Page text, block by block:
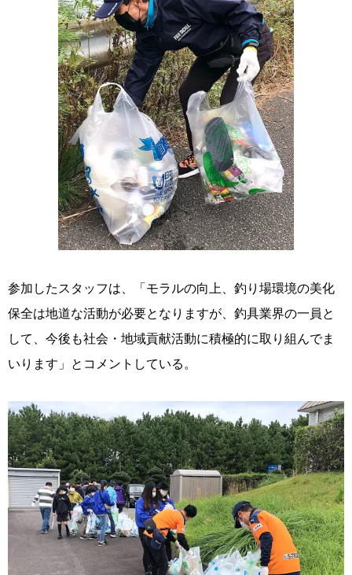
参加したスタッフは、「モラルの向上、釣り場環境の美化
保全は地道な活動が必要となりますが、釣具業界の一員と
して、今後も社会・地域貢献活動に積極的に取り組んでま
いります」とコメントしている。